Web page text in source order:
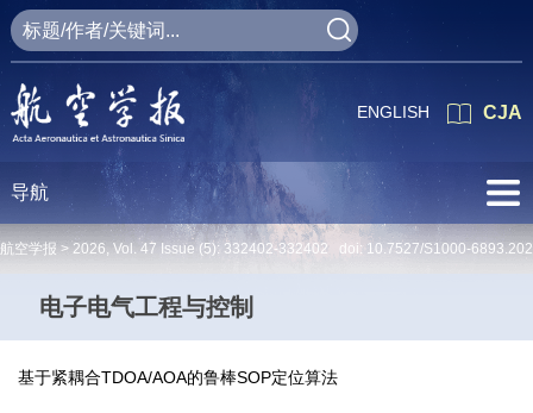
CJA
ENGLISH
导航
航空学报 > 2026, Vol. 47 Issue (5): 332402-332402 doi: 10.7527/S1000-
电子电气工程与控制
基于紧耦合TDOA/AOA的鲁棒SOP定位算法